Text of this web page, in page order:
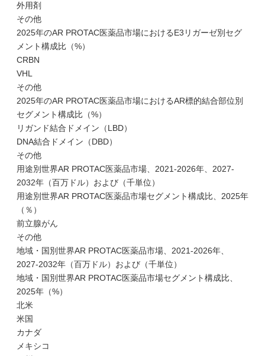
外用剤
その他
2025年のAR PROTAC医薬品市場におけるE3リガーゼ別セグ
メント構成比（%）
CRBN
VHL
その他
2025年のAR PROTAC医薬品市場におけるAR標的結合部位別
セグメント構成比（%）
リガンド結合ドメイン（LBD）
DNA結合ドメイン（DBD）
その他
用途別世界AR PROTAC医薬品市場、2021-2026年、2027-
2032年（百万ドル）および（千単位）
用途別世界AR PROTAC医薬品市場セグメント構成比、2025年
（％）
前立腺がん
その他
地域・国別世界AR PROTAC医薬品市場、2021-2026年、
2027-2032年（百万ドル）および（千単位）
地域・国別世界AR PROTAC医薬品市場セグメント構成比、
2025年（%）
北米
米国
カナダ
メキシコ